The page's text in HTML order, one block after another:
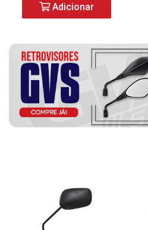
Adicionar